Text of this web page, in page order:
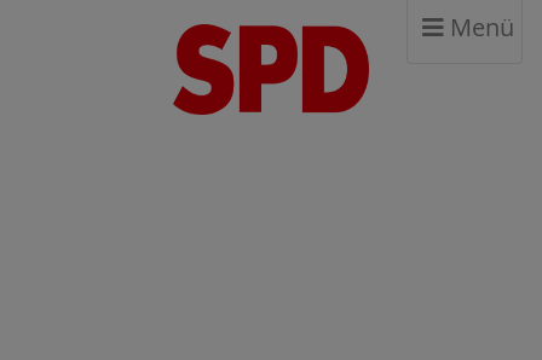
Menü